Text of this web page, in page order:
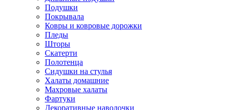
Подушки
Покрывала
Ковры и ковровые дорожки
Пледы
Шторы
Скатерти
Полотенца
Сидушки на стулья
Халаты домашние
Махровые халаты
Фартуки
Декоративные наволочки